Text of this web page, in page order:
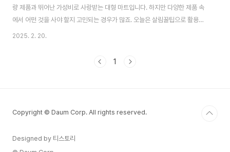
량 제품과 뛰어난 가성비로 사랑받는 대형 마트입니다. 하지만 다양한 제품 속
에서 어떤 것을 사야 할지 고민되는 경우가 많죠. 오늘은 살림꿀팁으로 활용할
수 있는 코스트코 추천템 7가지를 소개해 드릴게요. 실속 있는 쇼핑을 원하신
구성 최고✅ 제품 특징뛰어난 흡수력과 두꺼운 두께일반 키친타월보다 오래 사
2025. 2. 20.
1
Copyright © Daum Corp. All rights reserved.
Designed by 티스토리